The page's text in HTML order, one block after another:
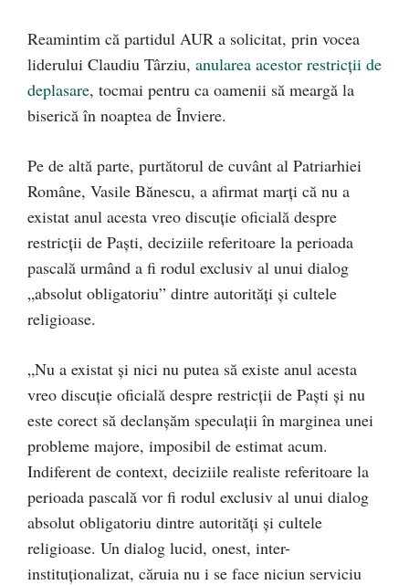
Reamintim că partidul AUR a solicitat, prin vocea
liderului Claudiu Târziu, anularea acestor restricții de
deplasare, tocmai pentru ca oamenii să meargă la
biserică în noaptea de Înviere.
Pe de altă parte, purtătorul de cuvânt al Patriarhiei
Române, Vasile Bănescu, a afirmat marţi că nu a
existat anul acesta vreo discuţie oficială despre
restricţii de Paşti, deciziile referitoare la perioada
pascală urmând a fi rodul exclusiv al unui dialog
„absolut obligatoriu” dintre autorităţi şi cultele
religioase.
„Nu a existat şi nici nu putea să existe anul acesta
vreo discuţie oficială despre restricţii de Paşti şi nu
este corect să declanşăm speculaţii în marginea unei
probleme majore, imposibil de estimat acum.
Indiferent de context, deciziile realiste referitoare la
perioada pascală vor fi rodul exclusiv al unui dialog
absolut obligatoriu dintre autorităţi şi cultele
religioase. Un dialog lucid, onest, inter-
instituţionalizat, căruia nu i se face niciun serviciu